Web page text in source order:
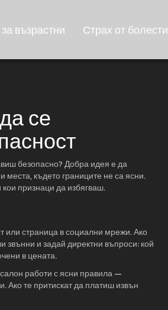
възрастни Страх от болести
се
безопасно? Добра идея е да
където границите не са ясни.
признаци да избягваш.
страница в социални мрежи. Ако
и задай директни въпроси: кой
в цената.
работи с ясни правила —
Ако те притискат да платиш извън